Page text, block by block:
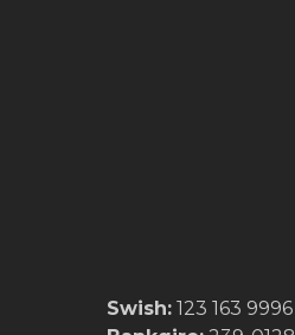
Swish: 123 163 9996